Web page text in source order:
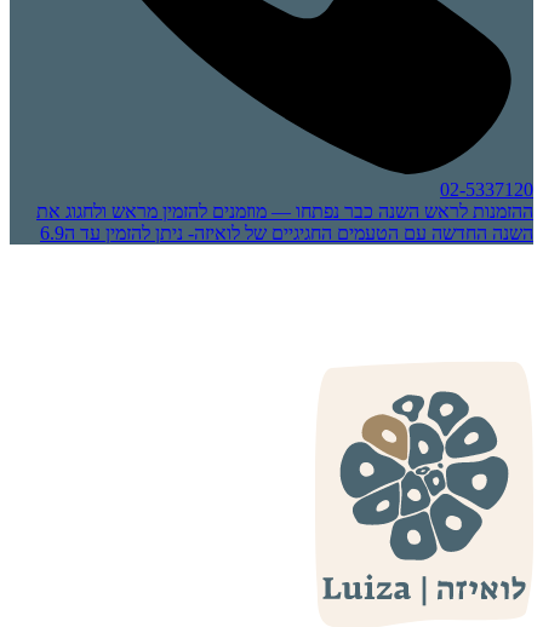
02-5337120
ההזמנות לראש השנה כבר נפתחו — מוזמנים להזמין מראש ולחגוג את
השנה החדשה עם הטעמים החגיגיים של לואיזה- ניתן להזמין עד ה6.9